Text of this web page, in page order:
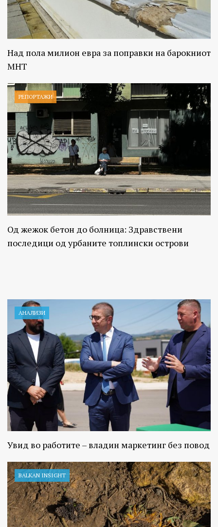
Над пола милион евра за поправки на барокниот
МНТ
РЕПОРТАЖИ
Од жежок бетон до болница: Здравствени
последици од урбаните топлински острови
АНАЛИЗИ
Увид во работите – владин маркетинг без повод
BALKAN INSIGHT